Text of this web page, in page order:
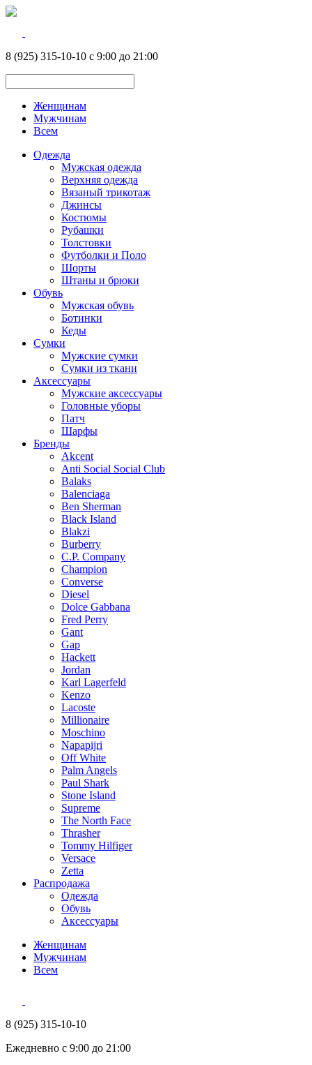
8 (925) 315-10-10 с 9:00 до 21:00
Женщинам
Мужчинам
Всем
Одежда
Мужская одежда
Верхняя одежда
Вязаный трикотаж
Джинсы
Костюмы
Рубашки
Толстовки
Футболки и Поло
Шорты
Штаны и брюки
Обувь
Мужская обувь
Ботинки
Кеды
Сумки
Мужские сумки
Сумки из ткани
Аксессуары
Мужские аксессуары
Головные уборы
Патч
Шарфы
Бренды
Akcent
Anti Social Social Club
Balaks
Balenciaga
Ben Sherman
Black Island
Blakzi
Burberry
C.P. Company
Champion
Converse
Diesel
Dolce Gabbana
Fred Perry
Gant
Gap
Hackett
Jordan
Karl Lagerfeld
Kenzo
Lacoste
Millionaire
Moschino
Napapijri
Off White
Palm Angels
Paul Shark
Stone Island
Supreme
The North Face
Thrasher
Tommy Hilfiger
Versace
Zetta
Распродажа
Одежда
Обувь
Аксессуары
Женщинам
Мужчинам
Всем
8 (925) 315-10-10
Ежедневно с 9:00 до 21:00